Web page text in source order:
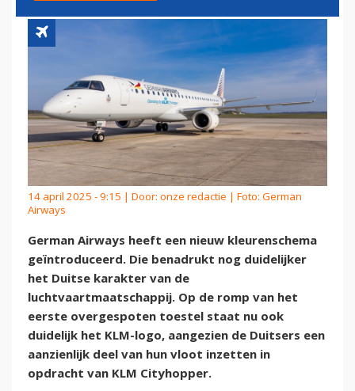
14 april 2025 - 9:15 | Door: onze redactie | Foto: German
Airways
German Airways heeft een nieuw kleurenschema
geïntroduceerd. Die benadrukt nog duidelijker
het Duitse karakter van de
luchtvaartmaatschappij. Op de romp van het
eerste overgespoten toestel staat nu ook
duidelijk het KLM-logo, aangezien de Duitsers een
aanzienlijk deel van hun vloot inzetten in
opdracht van KLM Cityhopper.